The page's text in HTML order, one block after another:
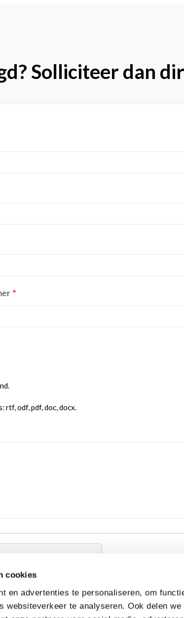
cookies
en advertenties te personaliseren, om
websiteverkeer te analyseren. Ook delen we
Solliciteer dan
rtf, odf, pdf, doc, docx.